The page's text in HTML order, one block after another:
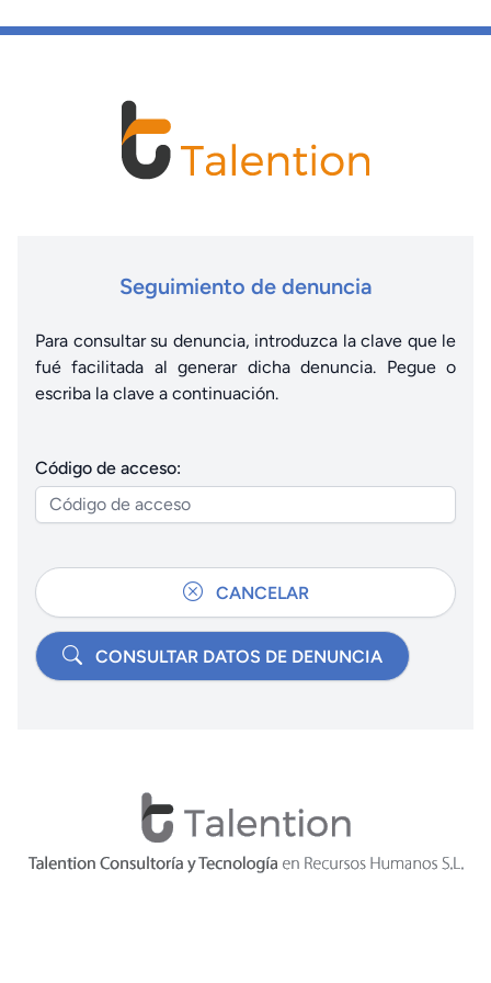
Seguimiento de denuncia
Para consultar su denuncia, introduzca la clave que le
fué facilitada al generar dicha denuncia. Pegue o
escriba la clave a continuación.
Código de acceso:
CANCELAR
CONSULTAR DATOS DE DENUNCIA